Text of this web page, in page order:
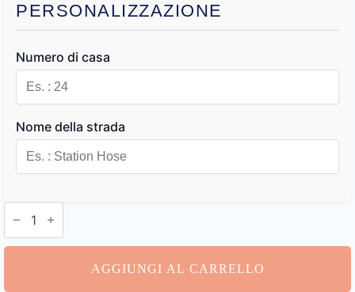
PERSONALIZZAZIONE
Numero di casa
Nome della strada
Targhetta
di
Civico
AGGIUNGI AL CARRELLO